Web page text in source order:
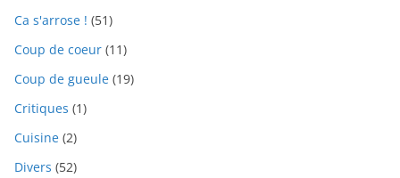
Ca s'arrose ! (51)
Coup de coeur (11)
Coup de gueule (19)
Critiques (1)
Cuisine (2)
Divers (52)